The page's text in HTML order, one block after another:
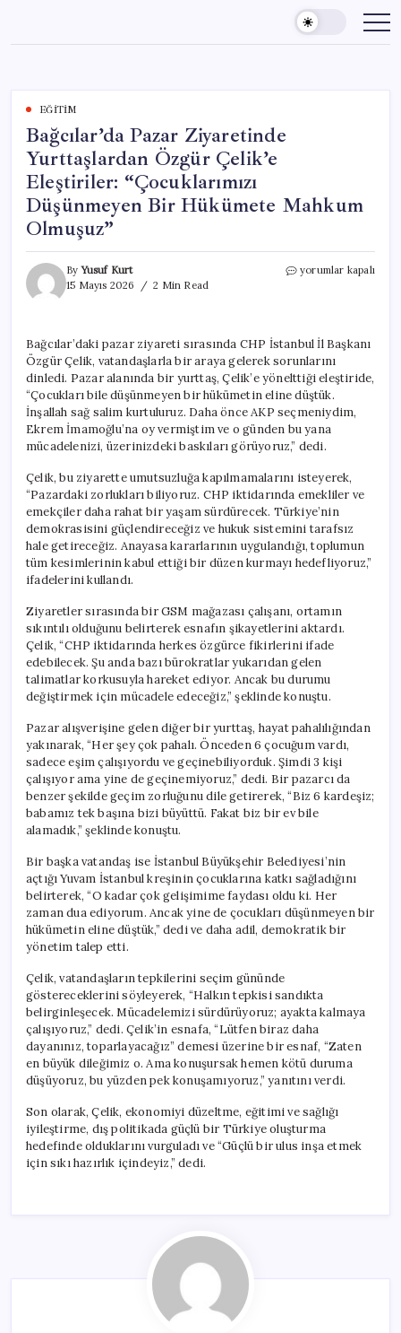
content
EĞITIM
Bağcılar’da Pazar Ziyaretinde
Yurttaşlardan Özgür Çelik’e
Eleştiriler: “Çocuklarımızı
Düşünmeyen Bir Hükümete Mahkum
Olmuşuz”
ByYusuf Kurt
15 Mayıs 2026
2 Min Read
Bağcılar’da
Çelik’e
Eleştiriler:
“Çocuklarımızı
Düşünmeyen
Bir
Hükümete
Mahkum
Olmuşuz”
yorumlar kapalı
Bağcılar’daki pazar ziyareti sırasında CHP İstanbul İl Başkanı
Özgür Çelik, vatandaşlarla bir araya gelerek sorunlarını
dinledi. Pazar alanında bir yurttaş, Çelik’e yönelttiği eleştiride,
“Çocukları bile düşünmeyen bir hükümetin eline düştük.
İnşallah sağ salim kurtuluruz. Daha önce AKP seçmeniydim,
Ekrem İmamoğlu’na oy vermiştim ve o günden bu yana
mücadelenizi, üzerinizdeki baskıları görüyoruz,” dedi.
Çelik, bu ziyarette umutsuzluğa kapılmamalarını isteyerek,
“Pazardaki zorlukları biliyoruz. CHP iktidarında emekliler ve
emekçiler daha rahat bir yaşam sürdürecek. Türkiye’nin
demokrasisini güçlendireceğiz ve hukuk sistemini tarafsız
hale getireceğiz. Anayasa kararlarının uygulandığı, toplumun
tüm kesimlerinin kabul ettiği bir düzen kurmayı hedefliyoruz,”
ifadelerini kullandı.
Ziyaretler sırasında bir GSM mağazası çalışanı, ortamın
sıkıntılı olduğunu belirterek esnafın şikayetlerini aktardı.
Çelik, “CHP iktidarında herkes özgürce fikirlerini ifade
edebilecek. Şu anda bazı bürokratlar yukarıdan gelen
talimatlar korkusuyla hareket ediyor. Ancak bu durumu
değiştirmek için mücadele edeceğiz,” şeklinde konuştu.
Pazar alışverişine gelen diğer bir yurttaş, hayat pahalılığından
yakınarak, “Her şey çok pahalı. Önceden 6 çocuğum vardı,
sadece eşim çalışıyordu ve geçinebiliyorduk. Şimdi 3 kişi
çalışıyor ama yine de geçinemiyoruz,” dedi. Bir pazarcı da
benzer şekilde geçim zorluğunu dile getirerek, “Biz 6 kardeşiz;
babamız tek başına bizi büyüttü. Fakat biz bir ev bile
alamadık,” şeklinde konuştu.
Bir başka vatandaş ise İstanbul Büyükşehir Belediyesi’nin
açtığı Yuvam İstanbul kreşinin çocuklarına katkı sağladığını
belirterek, “O kadar çok gelişimime faydası oldu ki. Her
zaman dua ediyorum. Ancak yine de çocukları düşünmeyen bir
hükümetin eline düştük,” dedi ve daha adil, demokratik bir
yönetim talep etti.
Çelik, vatandaşların tepkilerini seçim gününde
göstereceklerini söyleyerek, “Halkın tepkisi sandıkta
belirginleşecek. Mücadelemizi sürdürüyoruz; ayakta kalmaya
çalışıyoruz,” dedi. Çelik’in esnafa, “Lütfen biraz daha
dayanınız, toparlayacağız” demesi üzerine bir esnaf, “Zaten
en büyük dileğimiz o. Ama konuşursak hemen kötü duruma
düşüyoruz, bu yüzden pek konuşamıyoruz,” yanıtını verdi.
Son olarak, Çelik, ekonomiyi düzeltme, eğitimi ve sağlığı
iyileştirme, dış politikada güçlü bir Türkiye oluşturma
hedefinde olduklarını vurguladı ve “Güçlü bir ulus inşa etmek
için sıkı hazırlık içindeyiz,” dedi.